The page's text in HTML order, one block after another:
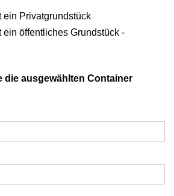
ein Privatgrundstück
ein öffentliches Grundstück -
die ausgewählten Container